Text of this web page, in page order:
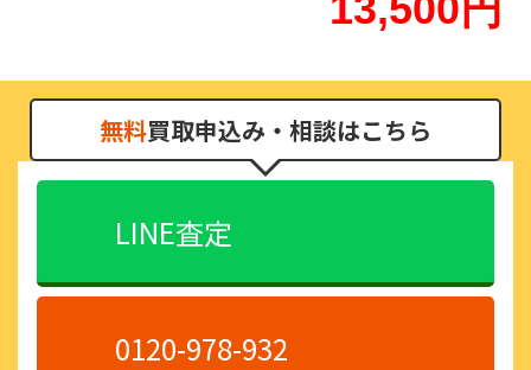
無料買取申込み・相談はこちら
LINE査定
0120-978-932